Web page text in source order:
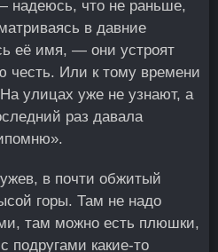
надеюсь, что не раньше,
в давние
её имя, — они устроят
честь. Или к тому времени
улицах уже не узнают, а
раз давала
в почти обжитый
горы. Там не надо
там можно есть плюшки,
подругами какие-то